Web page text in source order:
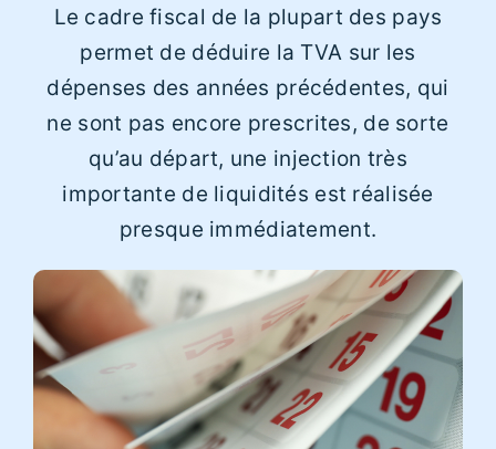
Le cadre fiscal de la plupart des pays
permet de déduire la TVA sur les
dépenses des années précédentes, qui
ne sont pas encore prescrites, de sorte
qu’au départ, une injection très
importante de liquidités est réalisée
presque immédiatement.